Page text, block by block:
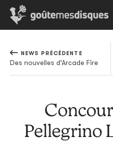
NEWS PRÉCÉDENTE
Des nouvelles d'Arcade Fire
Pellegrino